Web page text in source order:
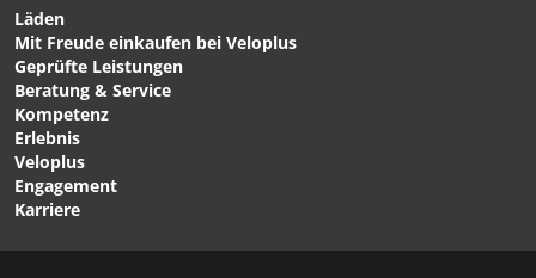
PARK TOOL
CHF 169.00
SHIMANO 105 R7120
Brems-/Schalthebel 2fach
/ schwarz / links von
SHIMANO
CHF 169.00
Läden
Mit Freude einkaufen bei Veloplus
Geprüfte Leistungen
Beratung & Service
Kompetenz
Erlebnis
Veloplus
Engagement
Karriere